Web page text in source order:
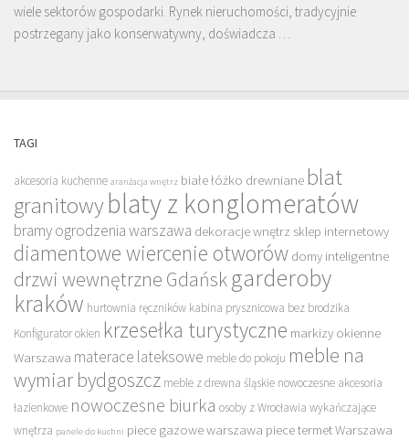
wiele sektorów gospodarki. Rynek nieruchomości, tradycyjnie
postrzegany jako konserwatywny, doświadcza …
TAGI
akcesoria kuchenne aranżacja wnętrz białe łóżko drewniane blat
granitowyblaty z konglomeratów
bramy ogrodzenia warszawa dekoracje wnętrz sklep internetowy
diamentowe wiercenie otworów domy inteligentne
drzwi wewnętrzne Gdańskgarderoby
kraków hurtownia ręczników kabina prysznicowa bez brodzika
Konfigurator okien krzesełka turystyczne markizy okienne
Warszawa materace lateksowe meble do pokoju meble na
wymiar bydgoszcz meble z drewna śląskie nowoczesne akcesoria
łazienkowe nowoczesne biurka osoby z Wrocławia wykańczające
wnętrza panele do kuchni piece gazowe warszawa piece termet Warszawa